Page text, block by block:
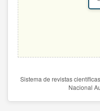
Sistema de revistas
Nacional